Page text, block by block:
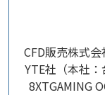
CFD販売株式
YTE社（本社
8XTGAMING